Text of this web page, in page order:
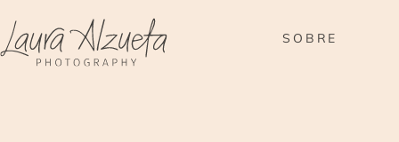
para
o
SOBRE